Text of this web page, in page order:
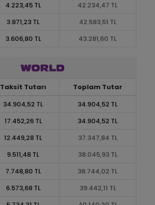
4.223,45 TL
42.234,47 TL
3.871,23 TL
42.583,51 TL
3.606,80 TL 43.281,60 TL
Taksit Tutarı
Toplam Tutar
34.904,52 TL
34.904,52 TL
17.452,26 TL
34.904,52 TL
12.449,28 TL
37.347,84 TL
9.511,48 TL
38.045,93 TL
7.748,80 TL
38.744,02 TL
6.573,68 TL
39.442,11 TL